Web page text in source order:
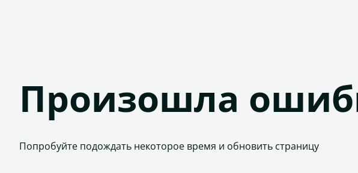
Произошла
Попробуйте подождать некоторое время и обновить страницу